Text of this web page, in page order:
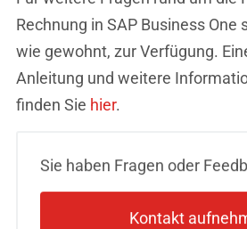
Rechnung in SAP Business One
wie gewohnt, zur Verfügung.
Anleitung und weitere
finden Sie hier.
Sie haben Fragen oder
Kontakt